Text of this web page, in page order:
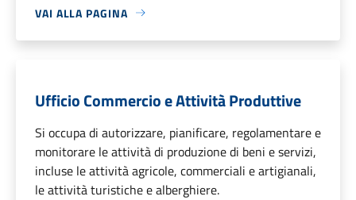
VAI ALLA PAGINA
Ufficio Commercio e Attività Produttive
Si occupa di autorizzare, pianificare, regolamentare e
monitorare le attività di produzione di beni e servizi,
incluse le attività agricole, commerciali e artigianali,
le attività turistiche e alberghiere.